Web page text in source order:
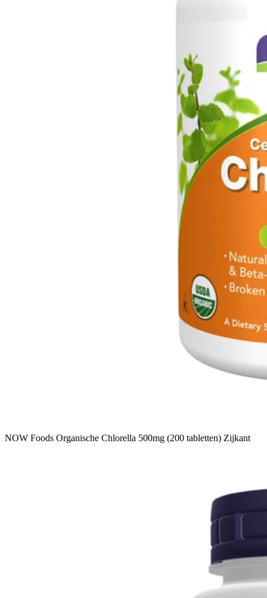
NOW Foods Organische Chlorella 500mg (200 tabletten) Zijkant